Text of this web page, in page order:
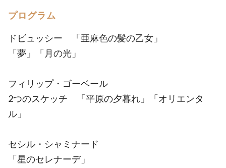
プログラム
ドビュッシー 「亜麻色の髪の乙女」
「夢」「月の光」
フィリップ・ゴーベール
2つのスケッチ 「平原の夕暮れ」「オリエンタ
ル」
セシル・シャミナード
「星のセレナーデ」